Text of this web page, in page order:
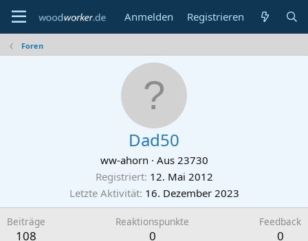
Anmelden Registrieren
Foren
Dad50
ww-ahorn · Aus 23730
Registriert 12. Mai 2012
Letzte Aktivität 16. Dezember 2023
Beiträge
108
Reaktionspunkte
0
Feedback
0